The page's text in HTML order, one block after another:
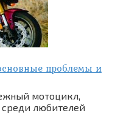
проблемы и
мотоцикл,
среди любителей